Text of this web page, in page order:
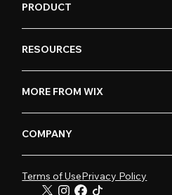
PRODUCT
RESOURCES
MORE FROM WIX
COMPANY
Terms of UsePrivacy Policy